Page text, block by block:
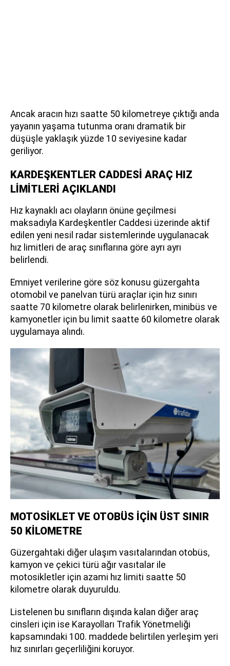
Ancak aracın hızı saatte 50 kilometreye çıktığı anda
yayanın yaşama tutunma oranı dramatik bir
düşüşle yaklaşık yüzde 10 seviyesine kadar
geriliyor.
KARDEŞKENTLER CADDESİ ARAÇ HIZ
LİMİTLERİ AÇIKLANDI
Hız kaynaklı acı olayların önüne geçilmesi
maksadıyla Kardeşkentler Caddesi üzerinde aktif
edilen yeni nesil radar sistemlerinde uygulanacak
hız limitleri de araç sınıflarına göre ayrı ayrı
belirlendi.
Emniyet verilerine göre söz konusu güzergahta
otomobil ve panelvan türü araçlar için hız sınırı
saatte 70 kilometre olarak belirlenirken, minibüs ve
kamyonetler için bu limit saatte 60 kilometre olarak
uygulamaya alındı.
MOTOSİKLET VE OTOBÜS İÇİN ÜST SINIR
50 KİLOMETRE
Güzergahtaki diğer ulaşım vasıtalarından otobüs,
kamyon ve çekici türü ağır vasıtalar ile
motosikletler için azami hız limiti saatte 50
kilometre olarak duyuruldu.
Listelenen bu sınıfların dışında kalan diğer araç
cinsleri için ise Karayolları Trafik Yönetmeliği
kapsamındaki 100. maddede belirtilen yerleşim yeri
hız sınırları geçerliliğini koruyor.